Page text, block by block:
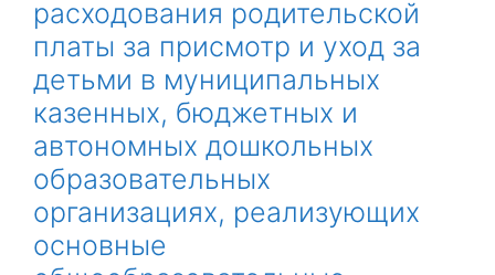
расходования родительской
платы за присмотр и уход за
детьми в муниципальных
казенных, бюджетных и
автономных дошкольных
образовательных
организациях, реализующих
основные